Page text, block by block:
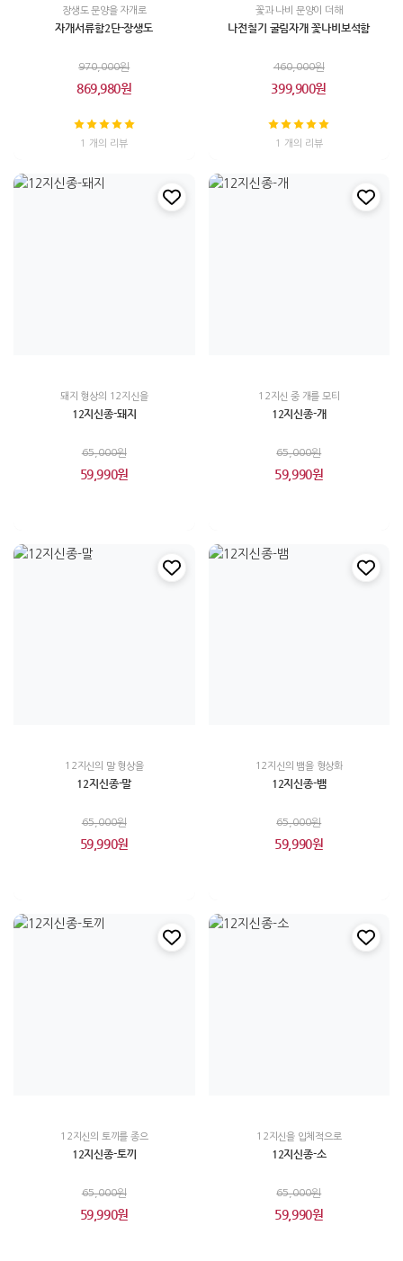
장생도 문양을 자개로
자개서류함2단-장생도
970,000원
869,980원
1 개의 리뷰
꽃과 나비 문양이 더해
나전칠기 굴림자개 꽃나비보석함
460,000원
399,900원
1 개의 리뷰
돼지 형상의 12지신을
12지신종-돼지
65,000원
59,990원
12지신 중 개를 모티
12지신종-개
65,000원
59,990원
12지신의 말 형상을
12지신종-말
65,000원
59,990원
12지신의 뱀을 형상화
12지신종-뱀
65,000원
59,990원
12지신의 토끼를 종으
12지신종-토끼
65,000원
59,990원
12지신을 입체적으로
12지신종-소
65,000원
59,990원